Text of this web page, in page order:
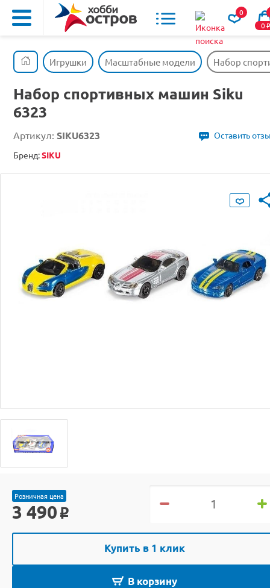
0
0o
Игрушки Масштабные модели Набор
Набор спортивных машин Siku
6323
Артикул: SIKU6323
Оставить
Бренд:SIKU
Розничная цена
3 490 o
Купить в 1 клик
В корзину